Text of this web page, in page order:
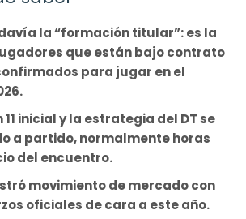
la “formación titular”: es la
que están bajo contrato
para jugar en el
inicial y la estrategia del DT se
a partido, normalmente horas
del encuentro.
movimiento de mercado con
oficiales de cara a este año.